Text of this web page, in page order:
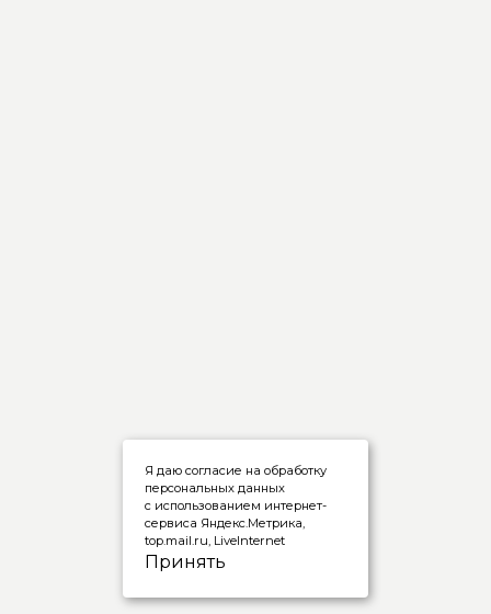
Я даю согласие на обработку
персональных данных
с использованием интернет-
сервиса Яндекс.Метрика,
top.mail.ru, LiveInternet
Принять